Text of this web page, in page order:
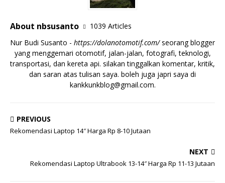
About nbsusanto
1039 Articles
Nur Budi Susanto - https://dolanotomotif.com/seorang blogger
yang menggemari otomotif, jalan-jalan, fotografi, teknologi,
transportasi, dan kereta api. silakan tinggalkan komentar, kritik,
dan saran atas tulisan saya. boleh juga japri saya di
kankkunkblog@gmail.com.
PREVIOUS
Rekomendasi Laptop 14″ Harga Rp 8-10 Jutaan
NEXT
Rekomendasi Laptop Ultrabook 13-14″ Harga Rp 11-13 Jutaan